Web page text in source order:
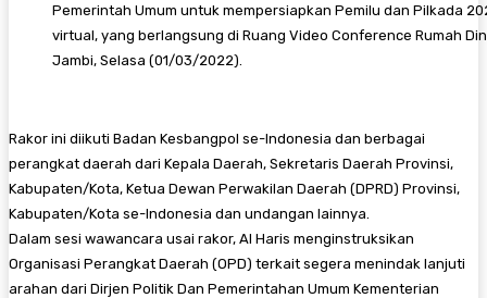
Pemerintah Umum untuk mempersiapkan Pemilu dan Pilkada
virtual, yang berlangsung di Ruang Video Conference Rumah
Jambi, Selasa (01/03/2022).
Rakor ini diikuti Badan Kesbangpol se-Indonesia dan berbagai
perangkat daerah dari Kepala Daerah, Sekretaris Daerah Provinsi,
Kabupaten/Kota, Ketua Dewan Perwakilan Daerah (DPRD) Provinsi,
Kabupaten/Kota se-Indonesia dan undangan lainnya.
Dalam sesi wawancara usai rakor, Al Haris menginstruksikan
Organisasi Perangkat Daerah (OPD) terkait segera menindak lanjuti
arahan dari Dirjen Politik Dan Pemerintahan Umum Kementerian